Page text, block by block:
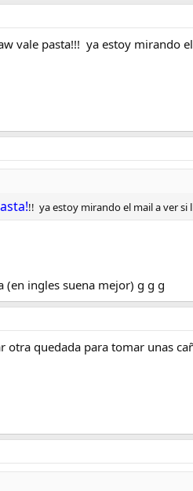
vale pasta!!! ya estoy mirando
!! ya estoy mirando el mail a ver si
(en ingles suena mejor) g g g
quedada para tomar unas